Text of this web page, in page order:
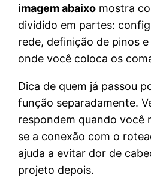
imagem abaixo mostra
dividido em partes:
rede, definição de pinos
onde você coloca os
Dica de quem já passou
função separadamente.
respondem quando você
se a conexão com o
ajuda a evitar dor de
projeto depois.